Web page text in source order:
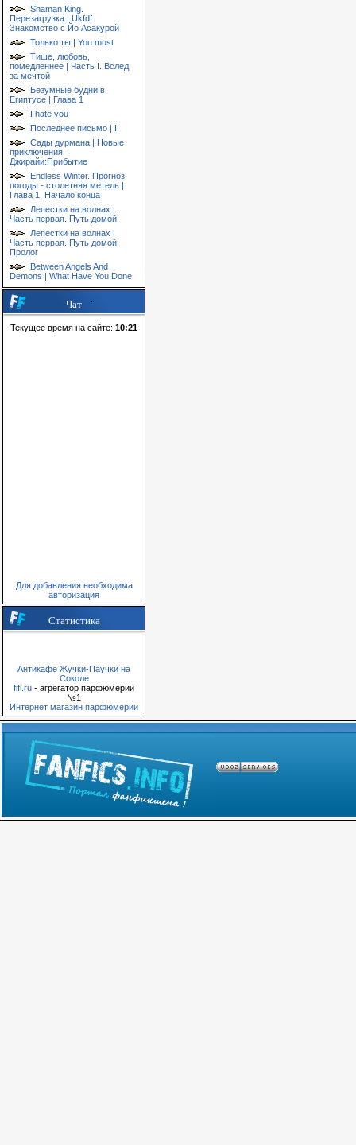
Shaman King.
Перезагрузка | Ukfdf
Знакомство с Йо Асакурой
Только ты | You must
Тише, любовь,
помедленнее | Часть I. Вслед
за мечтой
Безумные будни в
Египтусе | Глава 1
I hate you
Последнее письмо | I
Сады дурмана | Новые
приключения
Джирайи:Прибытие
Endless Winter. Прогноз
погоды - столетняя метель |
Глава 1. Начало конца
Лепестки на волнах |
Часть первая. Путь домой
Лепестки на волнах |
Часть первая. Путь домой.
Пролог
Between Angels And
Demons | What Have You Done
Чат
Текущее время на сайте: 10:21
Для добавления необходима
авторизация
Статистика
Антикафе Жучки-Паучки на
Соколе
fifi.ru - агрегатор парфюмерии
№1
Интернет магазин парфюмерии